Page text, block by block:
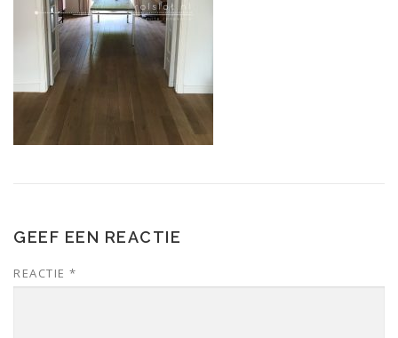
GEEF EEN REACTIE
REACTIE *